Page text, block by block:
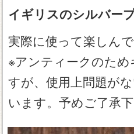
イギリスのシルバー
実際に使って楽しん
※アンティークのた
すが、使用上問題が
います。予めご了承下